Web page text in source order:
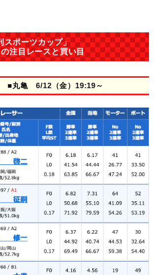
スポーツカップ」
注目レースと買い目
■丸亀 6/12（金）19:19～